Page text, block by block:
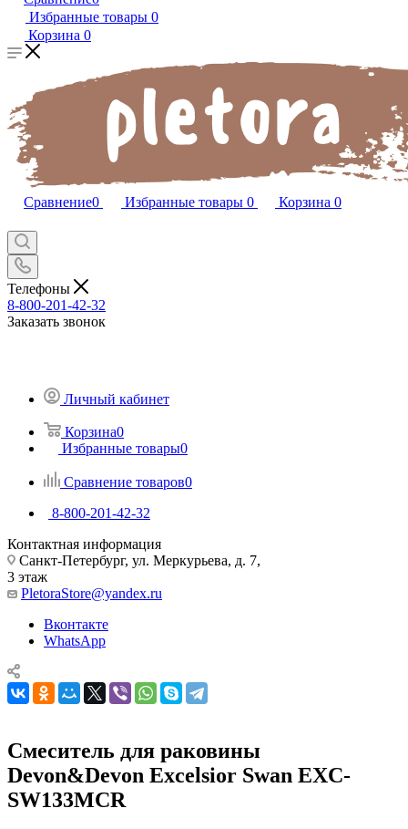
Избранные товары 0
Корзина 0
Сравнение0 Избранные товары 0 Корзина 0
Телефоны
8-800-201-42-32
Заказать звонок
Личный кабинет
Корзина0
Избранные товары0
Сравнение товаров0
8-800-201-42-32
Контактная информация
Санкт-Петербург, ул. Меркурьева, д. 7,
3 этаж
PletoraStore@yandex.ru
Вконтакте
WhatsApp
Смеситель для раковины
Devon&Devon Excelsior Swan EXC-
SW133MCR